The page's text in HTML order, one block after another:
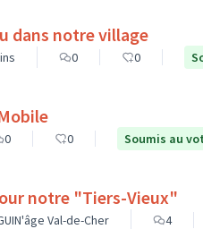
dans notre village
0 0
0 0 Soumis au
notre "Tiers-Vieux"
Val-de-Cher 4